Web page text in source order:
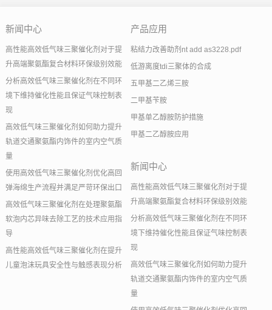
新闻中心
高性能高效低气味三聚催化剂对于提
升高端聚氨酯复合材料环保级别效能
分析高效低气味三聚催化剂在不同环
境下维持催化性能且保证气味控制表
现
高效低气味三聚催化剂如何助力提升
轨道交通聚氨酯内饰件的室内空气质
量
使用高效低气味三聚催化剂优化高回
弹海绵生产流程并满足严苛环保出口
高效低气味三聚催化剂在处理聚氨酯
软泡内芯异味去除工艺的技术应用指
导
高性能高效低气味三聚催化剂在提升
儿童泡沫玩具安全性与触感表现分析
产品应用
粘结力改善助剂nt add as3228.pdf
低游离度tdi三聚体的合成
五甲基二乙烯三胺
二甲基苄胺
甲基单乙醇胺防护措施
甲基二乙醇胺应用
新闻中心
高性能高效低气味三聚催化剂对于提
升高端聚氨酯复合材料环保级别效能
分析高效低气味三聚催化剂在不同环
境下维持催化性能且保证气味控制表
现
高效低气味三聚催化剂如何助力提升
轨道交通聚氨酯内饰件的室内空气质
量